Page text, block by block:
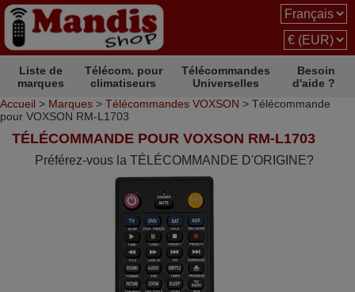
Liste de
marques
Télécom. pour
climatiseurs
Télécommandes
Universelles
Besoin
d'aide ?
Accueil > Marques > Télécommandes VOXSON > Télécommande
pour VOXSON RM-L1703
TÉLÉCOMMANDE POUR VOXSON RM-L1703
Préférez-vous la TÉLÉCOMMANDE D'ORIGINE?